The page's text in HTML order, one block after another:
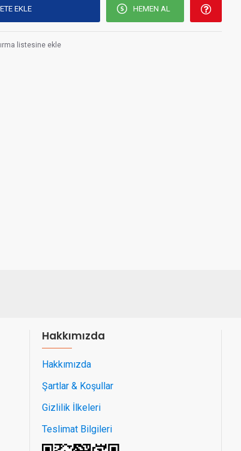
EKLE HEMEN AL
listesine ekle
Hakkımızda
Hakkımızda
Şartlar & Koşullar
Gizlilik İlkeleri
Teslimat Bilgileri